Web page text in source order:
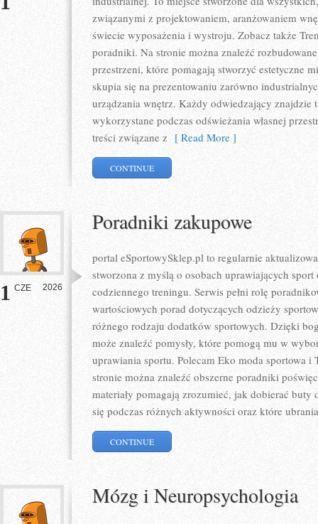
związanymi z projektowaniem, aranżowaniem
świecie wyposażenia i wystroju. Zobacz także
poradniki. Na stronie można znaleźć
przestrzeni, które pomagają stworzyć estetyczne
skupia się na prezentowaniu zarówno
urządzania wnętrz. Każdy odwiedzający znajdzie
wykorzystane podczas odświeżania własnej
treści związane z [ Read More ]
CONTINUE
1 CZE 2026
Poradniki zakupowe
portal eSportowySklep.pl to regularnie
stworzona z myślą o osobach uprawiających
codziennego treningu. Serwis pełni rolę
wartościowych porad dotyczących odzieży
różnego rodzaju dodatków sportowych. Dzięki
może znaleźć pomysły, które pomogą mu w
uprawiania sportu. Polecam Eko moda sportowa i
stronie można znaleźć obszerne poradniki
materiały pomagają zrozumieć, jak dobierać
się podczas różnych aktywności oraz które
CONTINUE
Mózg i Neuropsychologia